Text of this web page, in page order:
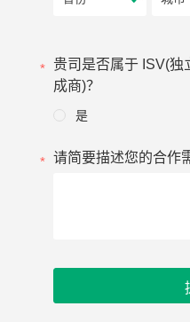
贵司是否属于 ISV(独
成商)？
是
请简要描述您的合作